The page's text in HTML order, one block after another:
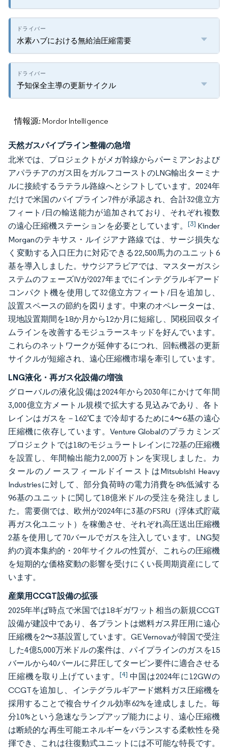
水素ハブにおける無給油圧縮需要
予知保全主導の更新サイクル
情報源: Mordor Intelligence
天然ガスパイプライン整備の急増
北米では、プロジェクトがメガ幹線からパーミアンおよび
アパラチアのガス田をガルフコーストのLNG輸出ターミナ
ルに接続するラテラル路線へとシフトしています。2024年
だけで米国のパイプライン7件が承認され、合計32億立方
フィート/日の輸送能力が追加されており、それぞれ複数
の遠心圧縮機ステーションを必要としています。 [3] Kinder
Morganのテキサス・ルイジアナ路線では、サージ損失な
く変動する入口圧力に対応できる22,500馬力のユニット6
基を導入しました。サウジアラビアでは、マスターガスシ
ステムのフェーズIVが2027年までにインテグラルギアード
コンパクト機を使用して32億立方フィート/日を追加し、
設置スペースの節約を図ります。中東のオペレーターは、
現地設置期間を18か月から12か月に短縮し、関税回収タイ
ムラインを改善するモジュラースキッドを好んでいます。
これらのネットワークが延伸するにつれ、回転機器の更新
サイクルが短縮され、遠心圧縮機市場を牽引しています。
LNG液化・再ガス化設備の増強
グローバルの液化設備は2024年から2030年にかけて年間
3,000億立方メートル規模で拡大する見込みであり、各ト
レインはガスを－162℃まで冷却するために4〜6基の遠心
圧縮機に依存しています。Venture Globalのプラカミンズ
プロジェクトでは18のモジュラートレインに72基の圧縮機
を設置し、年間輸出能力2,000万トンを実現しました。カ
タールのノースフィールドイーストはMitsubishi Heavy
Industriesに対して、部分負荷時の電力消費を8%低減する
96基のユニットに関して18億米ドルの受注を発注しまし
た。需要側では、欧州が2024年に3基のFSRU（浮体式貯蔵
再ガス化ユニット）を稼働させ、それぞれ高圧送出圧縮機
2基を使用して70バールでガスを注入しています。LNG契
約の資本集約的・20年サイクルの性質が、これらの圧縮機
を短期的な価格変動の影響を受けにくい長周期資産にして
います。
産業用CCGT設備の拡張
2025年半ば時点で米国では18ギガワット相当の新規CCGT
設備が建設中であり、各プラントは燃料ガス昇圧用に遠心
圧縮機を2〜3基設置しています。GE Vernovaが韓国で受注
した4億5,000万米ドルの案件は、パイプラインのガスを15
バールから40バールに昇圧してタービン要件に適合させる
圧縮機を取り上げています。[4] 中国は2024年に12GWの
CCGTを追加し、インテグラルギアード燃料ガス圧縮機を
採用することで複合サイクル効率62%を達成しました。毎
分10%という急速なランプアップ能力により、遠心圧縮機
は断続的な再生可能エネルギーをバランスする柔軟性を発
揮でき、これは往復動式ユニットには不可能な特長です。